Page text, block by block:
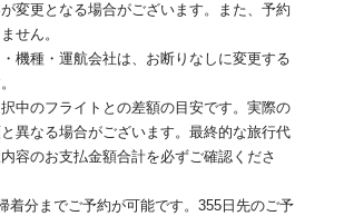
変更となる場合がございます。また、予約
せん。
機種・運航会社は、お断りなしに変更する
中のフライトとの差額の目安です。実際の
異なる場合がございます。最終的な旅行代
容のお支払金額合計を必ずご確認くださ
着分までご予約が可能です。355日先のご予